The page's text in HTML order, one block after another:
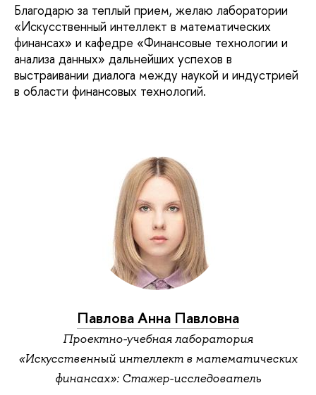
Благодарю за теплый прием, желаю лаборатории
«Искусственный интеллект в математических
финансах» и кафедре «Финансовые технологии и
анализа данных» дальнейших успехов в
выстраивании диалога между наукой и индустрией
в области финансовых технологий.
Павлова Анна Павловна
Проектно-учебная лаборатория
«Искусственный интеллект в математических
финансах»: Стажер-исследователь